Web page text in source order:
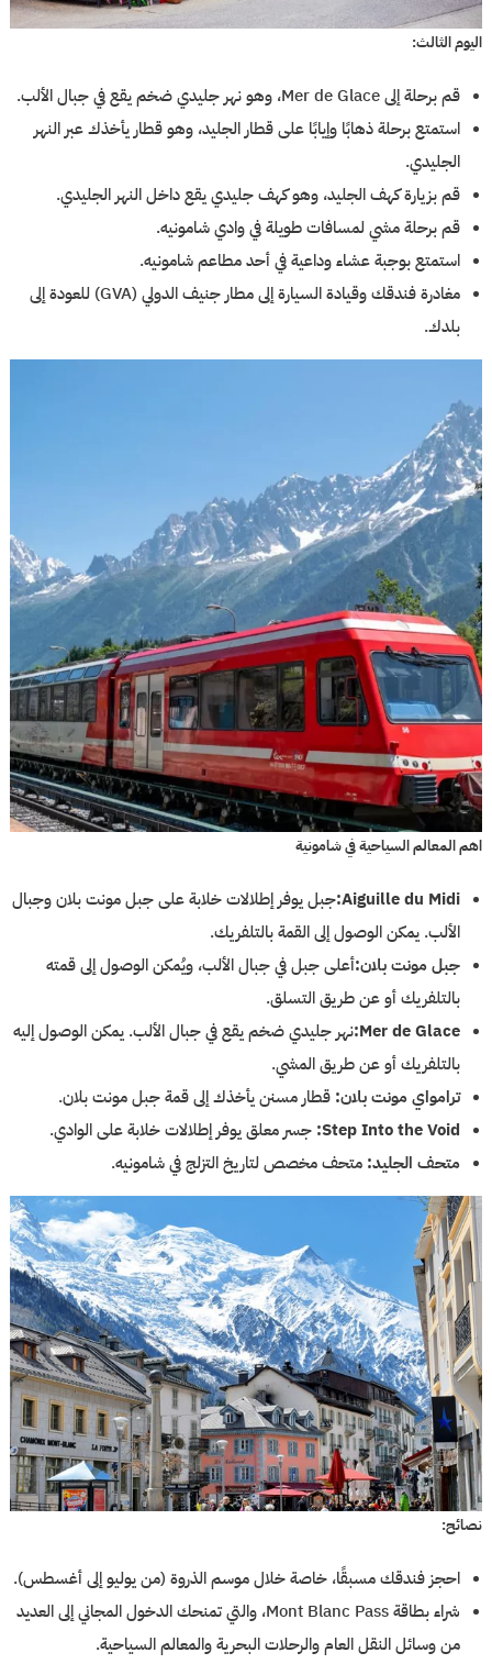
اليوم الثالث:
قم برحلة إلى Mer de Glace، وهو نهر جليدي ضخم يقع في جبال الألب.
استمتع برحلة ذهابًا وإيابًا على قطار الجليد، وهو قطار يأخذك عبر النهر
الجليدي.
قم بزيارة كهف الجليد، وهو كهف جليدي يقع داخل النهر الجليدي.
قم برحلة مشي لمسافات طويلة في وادي شامونيه.
استمتع بوجبة عشاء وداعية في أحد مطاعم شامونيه.
مغادرة فندقك وقيادة السيارة إلى مطار جنيف الدولي (GVA) للعودة إلى
بلدك.
اهم المعالم السياحية في شامونية
Aiguille du Midi: جبل يوفر إطلالات خلابة على جبل مونت بلان وجبال
الألب. يمكن الوصول إلى القمة بالتلفريك.
جبل مونت بلان:أعلى جبل في جبال الألب، ويُمكن الوصول إلى قمته
بالتلفريك أو عن طريق التسلق.
Mer de Glace: نهر جليدي ضخم يقع في جبال الألب. يمكن الوصول إليه
بالتلفريك أو عن طريق المشي.
ترامواي مونت بلان: قطار مسنن يأخذك إلى قمة جبل مونت بلان.
Step Into the Void: جسر معلق يوفر إطلالات خلابة على الوادي.
متحف الجليد: متحف مخصص لتاريخ التزلج في شامونيه.
نصائح:
احجز فندقك مسبقًا، خاصة خلال موسم الذروة (من يوليو إلى أغسطس).
شراء بطاقة Mont Blanc Pass، والتي تمنحك الدخول المجاني إلى العديد
من وسائل النقل العام والرحلات البحرية والمعالم السياحية.